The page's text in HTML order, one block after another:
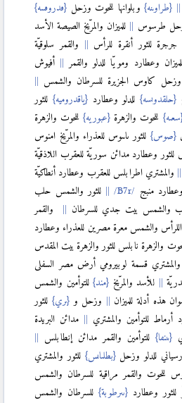
{طراوىنه}وبلوانها للحوت وزحل {ٯدروٯىىه}
طرسوس
للميزان والمرّيخ الصيصة الأسد
للثور أنقرة للرأس
والقمر سلوقيّة
وعطارد ومويّا للدلو والقمر
أفيوش
وزحل كاوس الجزيرة للسرطان والشمس
{حلقدوىسه}للدلو وعطارد{ياقدروميه} للثور
للحوت والزهرة {عبوريه}للحوت والزهرة
{صوس} للثور ىاىىوس للعذراء والمرّيخ امنوس
للثور وعطارد مدائن سوريّة للعقرب اللاذقيّة
والمشتري اطرابلس للعقرب وعطارد أنطاكيّة
منبج
للثور والشمس حلب
والشمس بيت جدي للسرطان
والقمر
والشمس معرة مصرين للعذراء وعطارد
والزهرة نابلس للثور والزهرة بيت المقدس
والمشتري قسمة لوبيرومي أرض مصر السفلى
للأسد والمرّيخ {مند}للتوأمين والشمس
هذه أدلة للميزان
وزحل و{ىري} للثور
للتوأمين والمشتري
مدائن البريدة
{ىىنٯا} للتوأمين والقمر مدائن إنطابلس
أرسياني للدلو وزحل{بطلىاىس} للثور والمشتري
للحوت والقمر مراقية للسرطان والشمس
للثور وعطارد {ىىرطوبة}للسرطان والشمس